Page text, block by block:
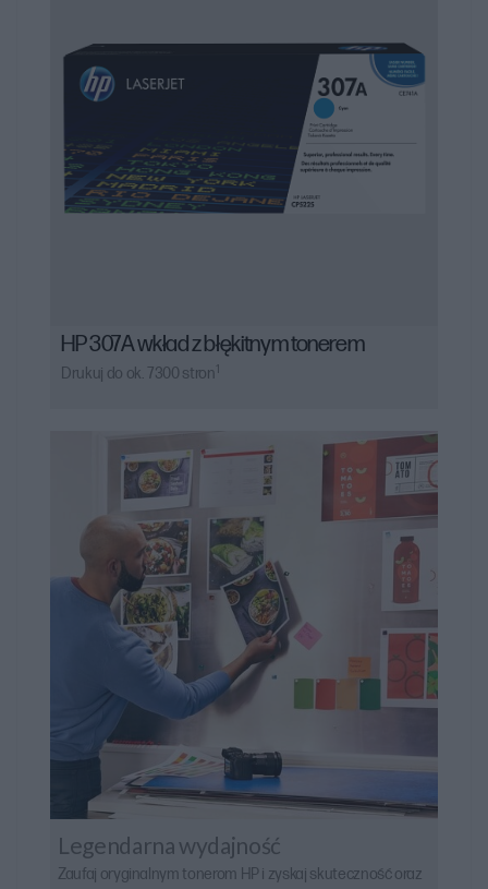
HP 307A wkład z błękitnym tonerem
Drukuj do ok. 7300 stron
Legendarna wydajność
Zaufaj oryginalnym tonerom HP i zyskaj skuteczność oraz